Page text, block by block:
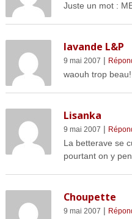
Juste un mot :
lavande L&P
9 mai 2007 |
waouh trop
Lisanka
9 mai 2007 |
La betterave se
pourtant on y
Choupette
9 mai 2007 |